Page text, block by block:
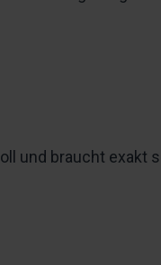
und braucht exakt